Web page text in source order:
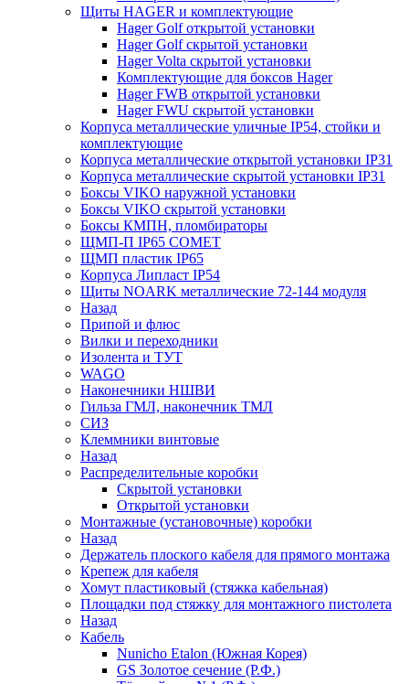
Щиты HAGER и комплектующие
Hager Golf открытой установки
Hager Golf скрытой установки
Hager Volta скрытой установки
Комплектующие для боксов Hager
Hager FWB открытой установки
Hager FWU скрытой установки
Корпуса металлические уличные IP54, стойки и
комплектующие
Корпуса металлические открытой установки IP31
Корпуса металлические скрытой установки IP31
Боксы VIKO наружной установки
Боксы VIKO скрытой установки
Боксы КМПН, пломбираторы
ЩМП-П IP65 COMET
ЩМП пластик IP65
Корпуса Липласт IP54
Щиты NOARK металлические 72-144 модуля
Назад
Припой и флюс
Вилки и переходники
Изолента и ТУТ
WAGO
Наконечники НШВИ
Гильза ГМЛ, наконечник ТМЛ
СИЗ
Клеммники винтовые
Назад
Распределительные коробки
Скрытой установки
Открытой установки
Монтажные (установочные) коробки
Назад
Держатель плоского кабеля для прямого монтажа
Крепеж для кабеля
Хомут пластиковый (стяжка кабельная)
Площадки под стяжку для монтажного пистолета
Назад
Кабель
Nunicho Etalon (Южная Корея)
GS Золотое сечение (Р.Ф.)